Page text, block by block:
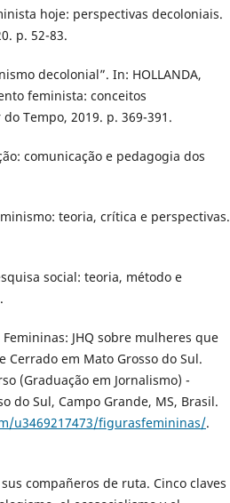
hoje: perspectivas decoloniais.
p. 52-83.
decolonial”. In: HOLLANDA,
feminista: conceitos
Tempo, 2019. p. 369-391.
comunicação e pedagogia dos
teoria, crítica e perspectivas.
social: teoria, método e
JHQ sobre mulheres que
Cerrado em Mato Grosso do Sul.
(Graduação em Jornalismo) -
do Sul, Campo Grande, MS, Brasil.
u3469217473/figurasfemininas/.
compañeros de ruta. Cinco claves